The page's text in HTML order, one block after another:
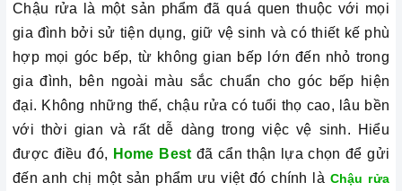
Chậu rửa là một sản phẩm đã quá quen thuộc với mọi
gia đình bởi sử tiện dụng, giữ vệ sinh và cóthiết kế phù
hợp mọi góc bếp, từ không gian bếp lớn đến nhỏ trong
gia đình, bên ngoài màu sắc chuẩn cho góc bếp hiện
đại. Không những thế, chậu rửa có tuổi thọ cao, lâu bền
với thời gian và rất dễ dàng trong việc vệ sinh. Hiểu
được điều đó, Home Best đã cẩn thận lựa chọn để gửi
đến anh chị một sản phẩm ưu việt đó chính là Chậu rửa